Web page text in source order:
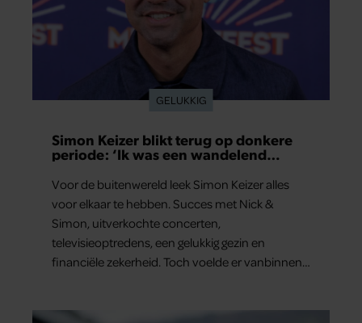
GELUKKIG
Simon Keizer blikt terug op donkere
periode: ‘Ik was een wandelend
Voor de buitenwereld leek Simon Keizer alles
voor elkaar te hebben. Succes met Nick &
Simon, uitverkochte concerten,
televisieoptredens, een gelukkig gezin en
financiële zekerheid. Toch voelde er vanbinnen